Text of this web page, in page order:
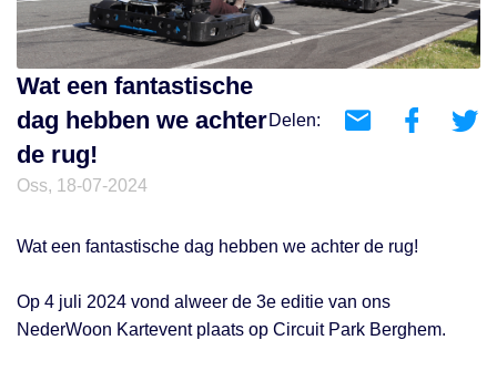
Wat een fantastische
dag hebben we achter
de rug!
Delen:
Oss, 18-07-2024
Wat een fantastische dag hebben we achter de rug!
Op 4 juli 2024 vond alweer de 3e editie van ons
NederWoon Kartevent plaats op Circuit Park Berghem.